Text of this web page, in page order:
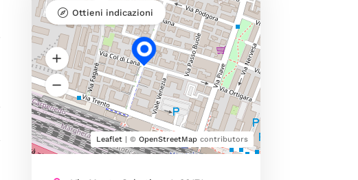
Leaflet| © OpenStreetMapcontributors
Ottieni indicazioni